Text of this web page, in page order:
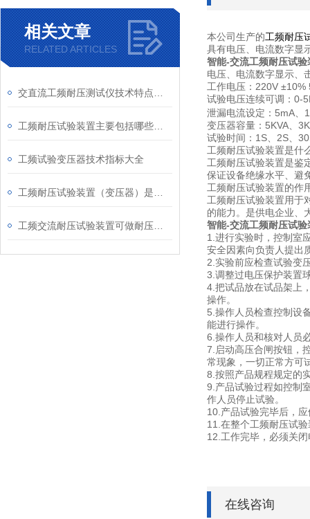
相关文章
RELATED ARTICLES
工频试验变压器技术指标大全
本公司生产的工频耐压
具有电压、电流数字显
智能-交流工频耐压试验
电压、电流数字显示、
工作电压：220V ±10%
试验电压连续可调：0-
泄漏电流设定：5mA、
变压器容量：5KVA、
试验时间：1S、2S、
工频耐压试验装置是什
工频耐压试验装置是鉴
保证设备绝缘水平、避
工频耐压试验装置的作
工频耐压试验装置用于
的能力。是供电企业、
智能-交流工频耐压试验
1.进行实验时，控制室
安全因素向负责人提出
2.实验前应检查试验变
3.调整过电压保护装置
4.把试品放在试品架上
操作。
5.操作人员检查控制设
能进行操作。
6.操作人员和核对人员
7.启动高压合闸按钮，
常现象，一切正常方可
8.按照产品规程规定的
9.产品试验过程如控制
作人员停止试验。
10.产品试验完毕后，
11.在整个工频耐压试
12.工作完毕，必须关
在线咨询